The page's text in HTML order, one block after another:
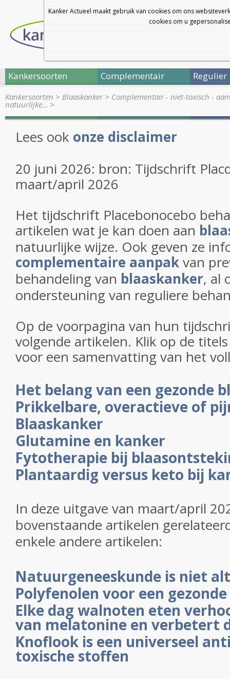
Kanker Actueel maakt gebruik van cookies om ons
cookies om u
Kankersoorten Complementair Regulier
Kankersoorten > Blaaskanker> Complementair - niet-toxisch -
natuurlijke… >
Lees ook onze disclaimer
20 juni 2026: bron: Tijdschrift
maart/april 2026
Het tijdschrift Placebonocebo
artikelen wat je kan doen aan
natuurlijke wijze. Ook geven ze
complementaire aanpakvan
behandeling van blaaskanker, al
ondersteuning van reguliere
Op de voorpagina van hun
volgende artikelen. Klik op de
voor een samenvatting van het
Het belang van een gezonde
Prikkelbare, overactieve of
Blaaskanker
Glutamine en kanker
Fytotherapie bij
Plantaardig versus keto bij
In deze uitgave van maart/april
bovenstaande artikelen
enkele andere artikelen:
Natuurgeneeskunde is niet
Polyfenolen voor een
Elke dag walnoten eten
van melatonine en verbetert
Knoflook is een universeel
toxische stoffen